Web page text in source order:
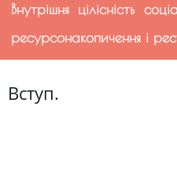
Внутрішня цілісність
ресурсонакопичення і
Вступ.